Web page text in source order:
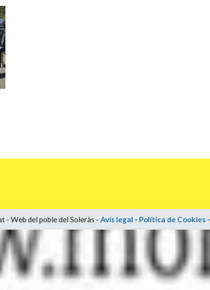
- Web del poble del Soleràs - Avís legal - Política de Cookies-